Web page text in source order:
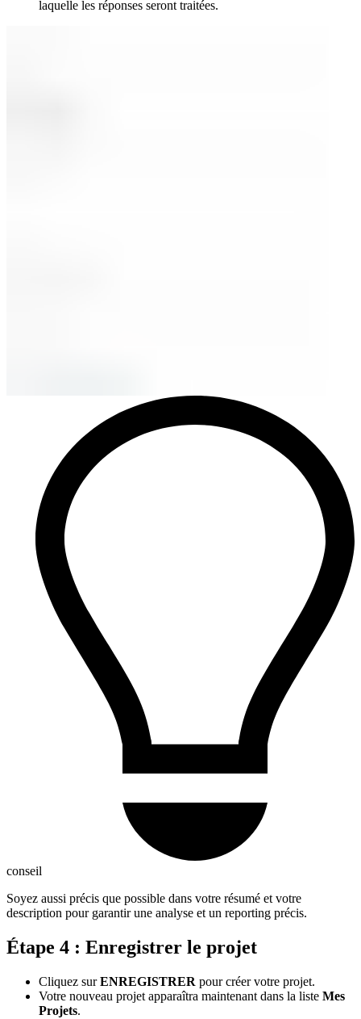
laquelle les réponses seront traitées.
conseil
Soyez aussi précis que possible dans votre résumé et votre
description pour garantir une analyse et un reporting précis.
Étape 4 : Enregistrer le projet
Cliquez surENREGISTRER pour créer votre projet.
Votre nouveau projet apparaîtra maintenant dans la liste Mes
Projets.